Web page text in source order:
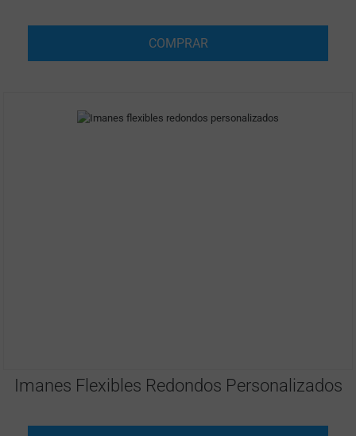
COMPRAR
Imanes Flexibles Redondos Personalizados